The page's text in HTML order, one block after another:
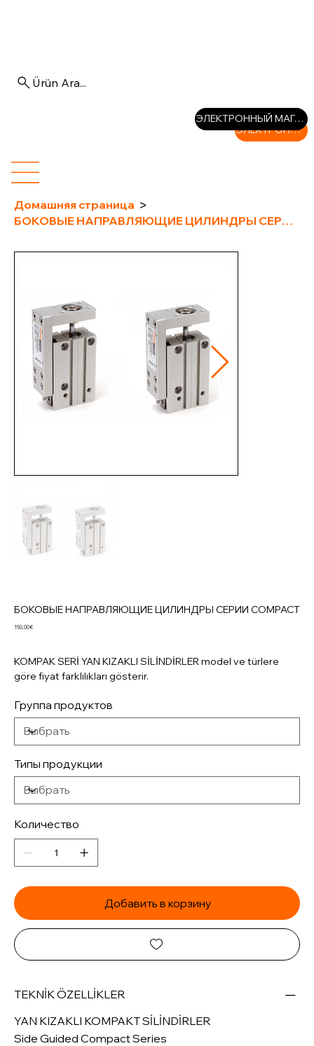
ЭЛЕКТРОННЫЙ МАГАЗИН
ЭЛЕКТРОННЫЙ МАГАЗИН
Ürün Ara...
Домашняя страница >
БОКОВЫЕ НАПРАВЛЯЮЩИЕ ЦИЛИНДРЫ СЕРИИ COMPACT
БОКОВЫЕ НАПРАВЛЯЮЩИЕ ЦИЛИНДРЫ СЕРИИ COMPACT
Цена
150,00 €
KOMPAK SERİ YAN KIZAKLI SİLİNDİRLER model ve türlere
göre fiyat farklılıkları gösterir.
Группа продуктов
Типы продукции
Количество
Добавить в корзину
TEKNİK ÖZELLİKLER
YAN KIZAKLI KOMPAKT SİLİNDİRLER
Side Guided Compact Series